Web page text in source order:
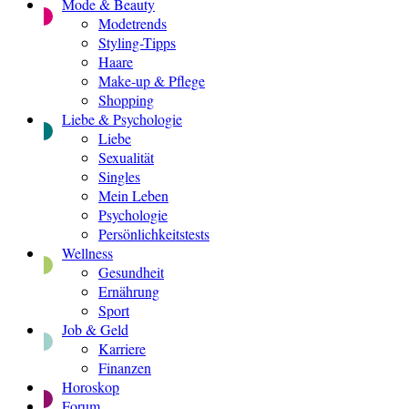
Mode & Beauty
Modetrends
Styling-Tipps
Haare
Make-up & Pflege
Shopping
Liebe & Psychologie
Liebe
Sexualität
Singles
Mein Leben
Psychologie
Persönlichkeitstests
Wellness
Gesundheit
Ernährung
Sport
Job & Geld
Karriere
Finanzen
Horoskop